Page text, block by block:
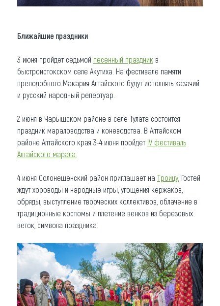
Ближайшие праздники
3 июня пройдет седьмой песенный праздник в
быстроистокском селе Акутиха. На фестивале памяти
преподобного Макария Алтайского будут исполнять казачий
и русский народный репертуар.
2 июня в Чарышском районе в селе Тулата состоится
праздник мараловодства и коневодства. В Алтайском
районе Алтайского края 3-4 июня пройдет IV фестиваль
Алтайского марала.
4 июня Солонешенский район приглашает на Троицу. Гостей
ждут хороводы и народные игры, угощения кержаков,
обряды, выступление творческих коллективов, облачение в
традиционные костюмы и плетение венков из березовых
веток, символа праздника.